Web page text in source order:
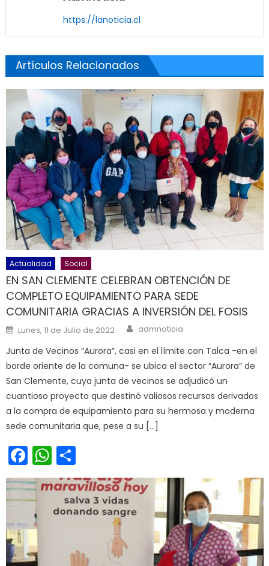
https://lanoticia.cl
Artículos Relacionados
Actualidad Social
EN SAN CLEMENTE CELEBRAN OBTENCIÓN DE
COMPLETO EQUIPAMIENTO PARA SEDE
COMUNITARIA GRACIAS A INVERSIÓN DEL FOSIS
Posted on
Lunes, 11 de Julio de 2022 Author
admnoticia
Junta de Vecinos “Aurora”, casi en el límite con Talca -en el
borde oriente de la comuna- se ubica el sector “Aurora” de
San Clemente, cuya junta de vecinos se adjudicó un
cuantioso proyecto que destinó valiosos recursos derivados
a la compra de equipamiento para su hermosa y moderna
sede comunitaria que, pese a su […]
Facebook
WhatsApp